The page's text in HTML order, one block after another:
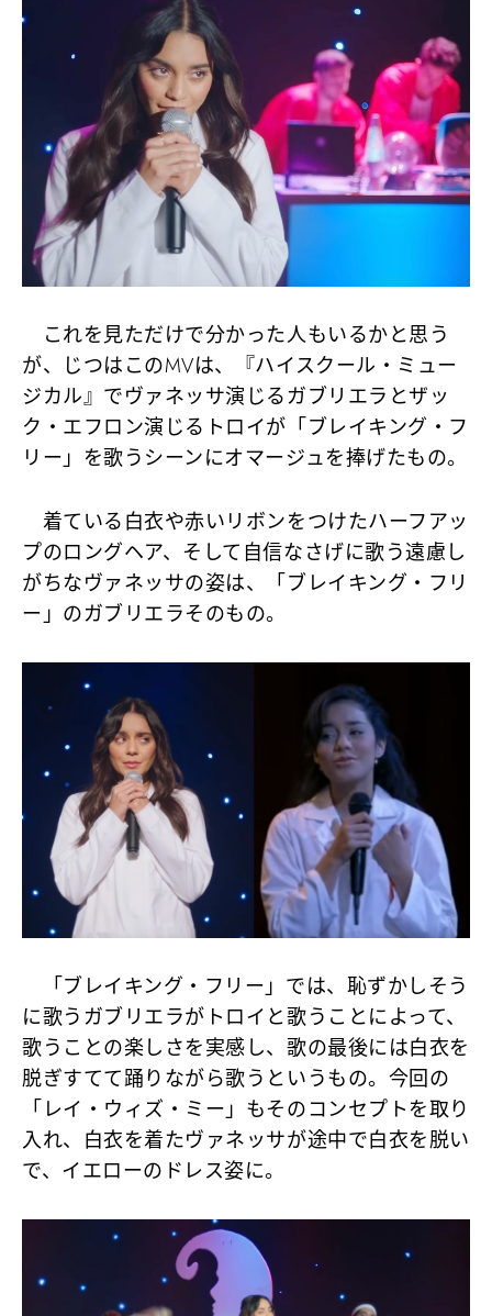
これを見ただけで分かった人もいるかと思う
が、じつはこのMVは、『ハイスクール・ミュー
ジカル』でヴァネッサ演じるガブリエラとザッ
ク・エフロン演じるトロイが「ブレイキング・フ
リー」を歌うシーンにオマージュを捧げたもの。
着ている白衣や赤いリボンをつけたハーフアッ
プのロングヘア、そして自信なさげに歌う遠慮し
がちなヴァネッサの姿は、「ブレイキング・フリ
ー」のガブリエラそのもの。
「ブレイキング・フリー」では、恥ずかしそう
に歌うガブリエラがトロイと歌うことによって、
歌うことの楽しさを実感し、歌の最後には白衣を
脱ぎすてて踊りながら歌うというもの。今回の
「レイ・ウィズ・ミー」もそのコンセプトを取り
入れ、白衣を着たヴァネッサが途中で白衣を脱い
で、イエローのドレス姿に。